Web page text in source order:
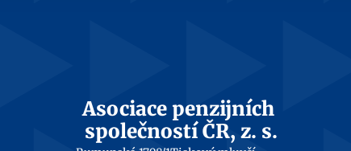
Asociace penzijních
společností ČR, z. s.